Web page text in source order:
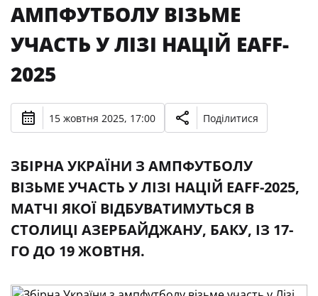
АМПФУТБОЛУ ВІЗЬМЕ
УЧАСТЬ У ЛІЗІ НАЦІЙ EAFF-
2025
15 жовтня 2025, 17:00 Поділитися
ЗБІРНА УКРАЇНИ З АМПФУТБОЛУ
ВІЗЬМЕ УЧАСТЬ У ЛІЗІ НАЦІЙ EAFF-2025,
МАТЧІ ЯКОЇ ВІДБУВАТИМУТЬСЯ В
СТОЛИЦІ АЗЕРБАЙДЖАНУ, БАКУ, ІЗ 17-
ГО ДО 19 ЖОВТНЯ.